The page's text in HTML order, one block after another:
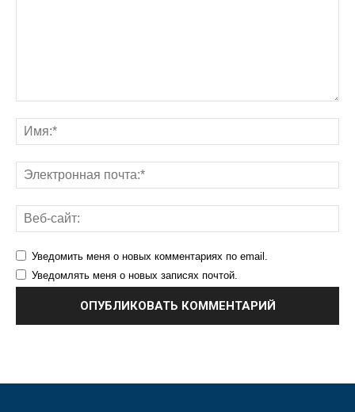
Уведомить меня о новых комментариях по email.
Уведомлять меня о новых записях почтой.